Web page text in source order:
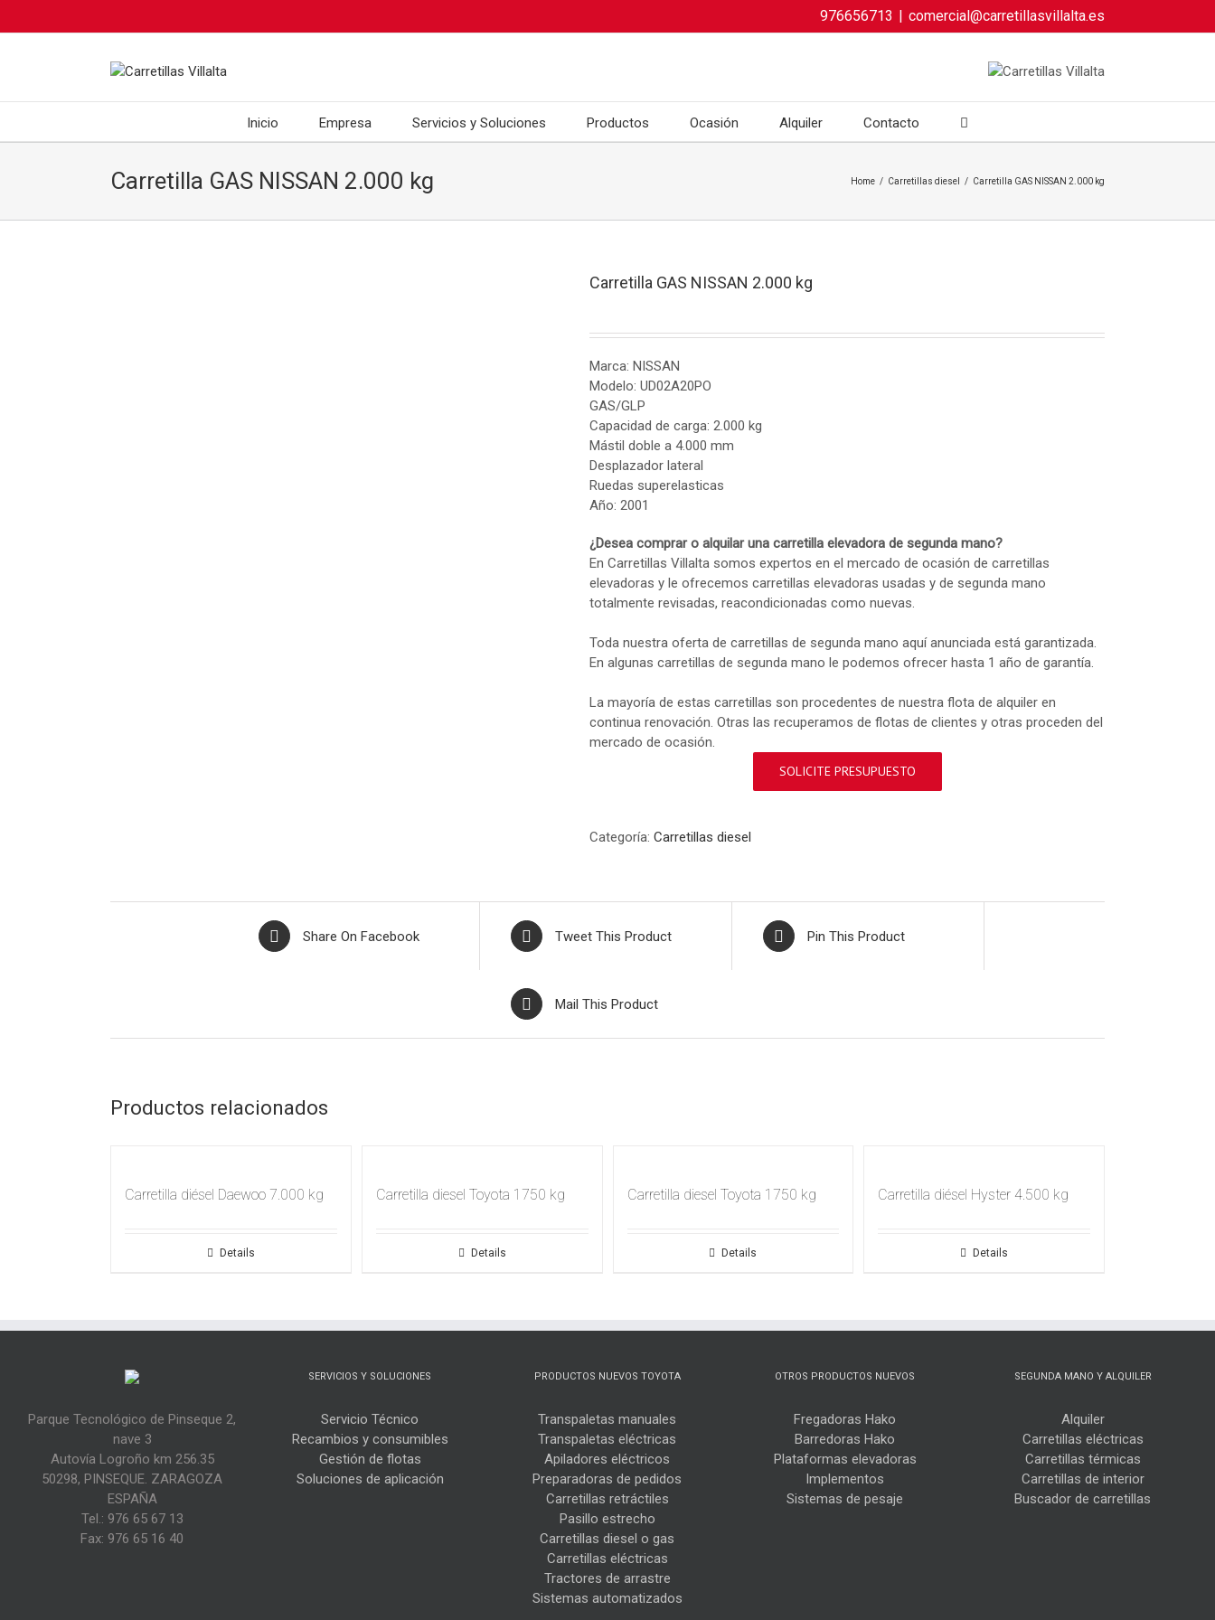
976656713 | comercial@carretillasvillalta.es
Inicio Empresa Servicios y Soluciones Productos Ocasión Alquiler Contacto
Carretilla GAS NISSAN 2.000 kg Home / Carretillas diesel / Carretilla GAS NISSAN 2.000 kg
Carretilla GAS NISSAN 2.000 kg
Marca: NISSAN
Modelo: UD02A20PO
GAS/GLP
Capacidad de carga: 2.000 kg
Mástil doble a 4.000 mm
Desplazador lateral
Ruedas superelasticas
Año: 2001
¿Desea comprar o alquilar una carretilla elevadora de segunda mano?
En Carretillas Villalta somos expertos en el mercado de ocasión de carretillas
elevadoras y le ofrecemos carretillas elevadoras usadas y de segunda mano
totalmente revisadas, reacondicionadas como nuevas.
Toda nuestra oferta de carretillas de segunda mano aquí anunciada está garantizada.
En algunas carretillas de segunda mano le podemos ofrecer hasta 1 año de garantía.
La mayoría de estas carretillas son procedentes de nuestra flota de alquiler en
continua renovación. Otras las recuperamos de flotas de clientes y otras proceden del
mercado de ocasión.
SOLICITE PRESUPUESTO
Categoría: Carretillas diesel
Share On Facebook Tweet This Product Pin This Product
Mail This Product
Productos relacionados
Carretilla diésel Daewoo 7.000 kg
Details
Carretilla diesel Toyota 1750 kg
Details
Carretilla diesel Toyota 1750 kg
Details
Carretilla diésel Hyster 4.500 kg
Details
Parque Tecnológico de Pinseque 2,
nave 3
Autovía Logroño km 256.35
50298, PINSEQUE. ZARAGOZA
ESPAÑA
Tel.: 976 65 67 13
Fax: 976 65 16 40
SERVICIOS Y SOLUCIONES
Servicio Técnico
Recambios y consumibles
Gestión de flotas
Soluciones de aplicación
PRODUCTOS NUEVOS TOYOTA
Transpaletas manuales
Transpaletas eléctricas
Apiladores eléctricos
Preparadoras de pedidos
Carretillas retráctiles
Pasillo estrecho
Carretillas diesel o gas
Carretillas eléctricas
Tractores de arrastre
Sistemas automatizados
OTROS PRODUCTOS NUEVOS
Fregadoras Hako
Barredoras Hako
Plataformas elevadoras
Implementos
Sistemas de pesaje
SEGUNDA MANO Y ALQUILER
Alquiler
Carretillas eléctricas
Carretillas térmicas
Carretillas de interior
Buscador de carretillas